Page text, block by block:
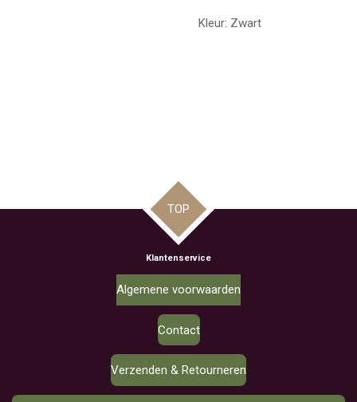
Kleur: Zwart
TOP
Klantenservice
Algemene voorwaarden
Contact
Verzenden & Retourneren